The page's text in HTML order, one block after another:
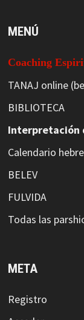
MENÚ
Coaching
TANAJ online
BIBLIOTECA
Interpretación
Calendario
BELEV
FULVIDA
Todas las
META
Registro